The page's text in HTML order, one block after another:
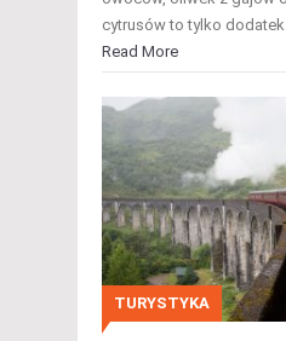
cytrusów to tylko dodatek…
Read More
TURYSTYKA